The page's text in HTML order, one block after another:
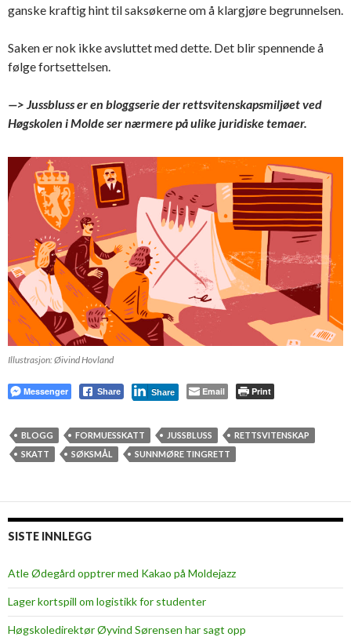
ganske kraftig hint til saksøkerne om å klargjøre begrunnelsen.
Saken er nok ikke avsluttet med dette. Det blir spennende å
følge fortsettelsen.
—> Jussbluss er en bloggserie der rettsvitenskapsmiljøet ved
Høgskolen i Molde ser nærmere på ulike juridiske temaer.
Illustrasjon: Øivind Hovland
Messenger Share Share Email Print
BLOGG FORMUESSKATT JUSSBLUSS
RETTSVITENSKAP
SKATT
SØKSMÅL SUNNMØRE TINGRETT
SISTE INNLEGG
Atle Ødegård opptrer med Kakao på Moldejazz
Lager kortspill om logistikk for studenter
Høgskoledirektør Øyvind Sørensen har sagt opp